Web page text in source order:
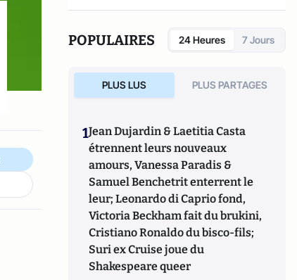
POPULAIRES 24 Heures 7 Jours
PLUS LUS PLUS PARTAGES
1Jean Dujardin & Laetitia Casta
étrennent leurs nouveaux
amours, Vanessa Paradis &
Samuel Benchetrit enterrent le
leur; Leonardo di Caprio fond,
Victoria Beckham fait du brukini,
Cristiano Ronaldo du bisco-fils;
Suri ex Cruise joue du
Shakespeare queer